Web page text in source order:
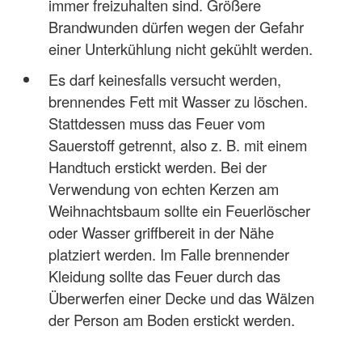
immer freizuhalten sind. Größere
Brandwunden dürfen wegen der Gefahr
einer Unterkühlung nicht gekühlt werden.
Es darf keinesfalls versucht werden,
brennendes Fett mit Wasser zu löschen.
Stattdessen muss das Feuer vom
Sauerstoff getrennt, also z. B. mit einem
Handtuch erstickt werden. Bei der
Verwendung von echten Kerzen am
Weihnachtsbaum sollte ein Feuerlöscher
oder Wasser griffbereit in der Nähe
platziert werden. Im Falle brennender
Kleidung sollte das Feuer durch das
Überwerfen einer Decke und das Wälzen
der Person am Boden erstickt werden.